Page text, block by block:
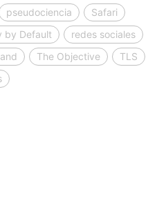
pseudociencia
Safari
by Default
redes sociales
The Objective
TLS